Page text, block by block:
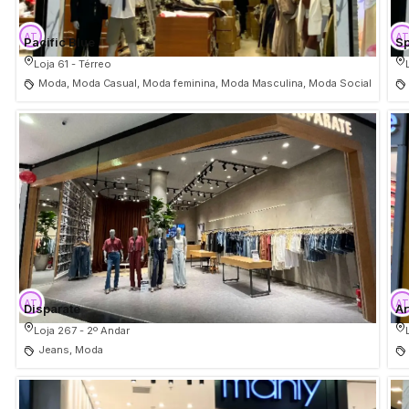
Pacific Blue
Loja 61 - Térreo
Moda, Moda Casual, Moda feminina, Moda Masculina, Moda Social
Disparate
Loja 267 - 2º Andar
Jeans, Moda